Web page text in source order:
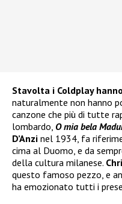
Stavolta i Coldplay
naturalmente non hanno
canzone che più di tutte
lombardo, O mia bela
D’Anzi nel 1934, fa
cima al Duomo, e da
della cultura milanese.
questo famoso pezzo, e
ha emozionato tutti i